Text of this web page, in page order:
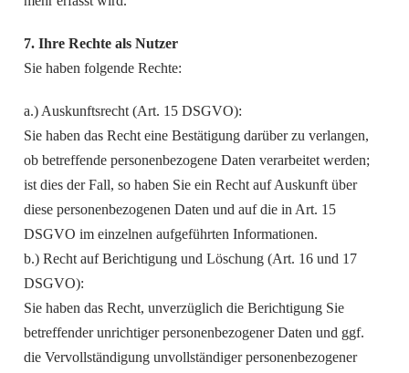
7. Ihre Rechte als Nutzer
Sie haben folgende Rechte:
a.) Auskunftsrecht (Art. 15 DSGVO):
Sie haben das Recht eine Bestätigung darüber zu verlangen,
ob betreffende personenbezogene Daten verarbeitet werden;
ist dies der Fall, so haben Sie ein Recht auf Auskunft über
diese personenbezogenen Daten und auf die in Art. 15
DSGVO im einzelnen aufgeführten Informationen.
b.) Recht auf Berichtigung und Löschung (Art. 16 und 17
DSGVO):
Sie haben das Recht, unverzüglich die Berichtigung Sie
betreffender unrichtiger personenbezogener Daten und ggf.
die Vervollständigung unvollständiger personenbezogener